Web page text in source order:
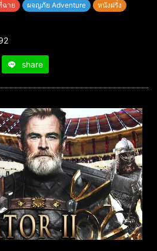
ฉาย ผจญภัย Adventure
หนังฝรั่ง
share